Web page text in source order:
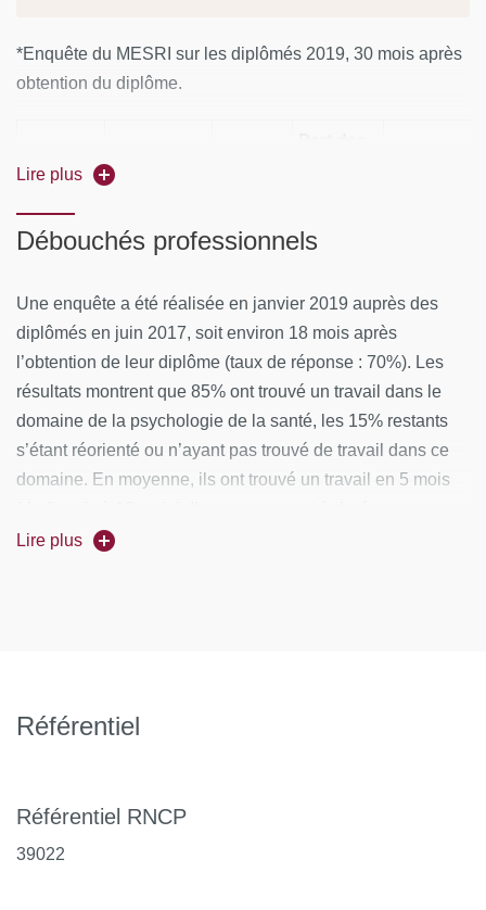
*Enquête du MESRI sur les diplômés 2019, 30 mois après
obtention du diplôme.
Effectif
diplômés
Effectif des
formation
17 12 71% 100% -
Part des
cadres et des
professions
Part
des
emplois
emplois
Part des
emplois en
adéquation
avec le
Part des
emplois
avec la
Lire plus
Débouchés professionnels
Une enquête a été réalisée en janvier 2019 auprès des
diplômés en juin 2017, soit environ 18 mois après
l’obtention de leur diplôme (taux de réponse : 70%). Les
résultats montrent que 85% ont trouvé un travail dans le
domaine de la psychologie de la santé, les 15% restants
s’étant réorienté ou n’ayant pas trouvé de travail dans ce
domaine. En moyenne, ils ont trouvé un travail en 5 mois
indéterminée pour 45% d’entre eux et à durée déterminée
l’aide aux victimes, l’autisme.
Lire plus
Référentiel
Référentiel RNCP
39022